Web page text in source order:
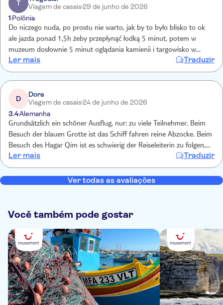
T
Viagem de casais29 de junho de 2026
1 Polônia
Do niczego nuda, po prostu nie warto, jak by to było blisko to ok
ale jazda ponad 1,5h żeby przepłynąć łodką 5 minut, potem w
muzeum dosłownie 5 minut oglądania kamienii i targowisko w
wiosce rybackiej, towary te same co pod hotelem, tandeta, szajs,
aliexpress. Na dodatek 40 stopni w cieniu dosłownie nie do
wytrzymania nie było ani wody ani niczego, przewodniczka robiła co
mogła ale po prostu lepiej zostać w domu. Po wyjeździe
wymiotowaliśmy i przepadła nam kolejna wycieczka 400zł w plecy...
Ler mais Traduzir
D
Dora
Viagem de casais24 de junho de 2026
3.4Alemanha
Grundsätzlich ein schöner Ausflug, nur: zu viele Teilnehmer. Beim
Besuch der blauen Grotte ist das Schiff fahren reine Abzocke. Beim
Besuch des Hagar Qim ist es schwierig der Reiseleiterin zu folgen,
da sie kein Mikrofon hat. Da ist es besser selber zu buchen und den
Audio guide zu nehmen. Grundsätzlich war die Reiseleiterin gut und
hat viel erklärt. Der Markt war schon fast vorbei, als wir am
Ler mais Traduzir
Ver todas as avaliações
Você também pode gostar